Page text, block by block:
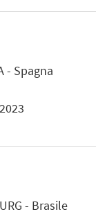
- Spagna
- Brasile